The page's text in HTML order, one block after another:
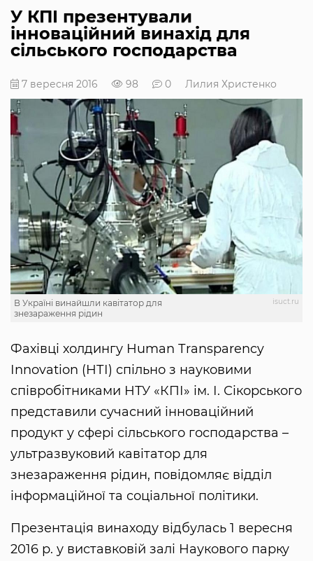
У КПІ презентували
інноваційний винахід для
сільського господарства
7 вересня 2016 98 0 Лилия Христенко
isuct.ru
В Україні винайшли кавітатор для
знезараження рідин
Фахівці холдингу Нuman Тransparency
Іnnovation (НТІ) спільно з науковими
співробітниками НТУ «КПІ» ім. І. Сікорського
представили сучасний інноваційний
продукт у сфері сільського господарства –
ультразвуковий кавітатор для
знезараження рідин, повідомляє відділ
інформаційної та соціальної політики.
Презентація винаходу відбулась 1 вересня
2016 р. у виставковій залі Наукового парку